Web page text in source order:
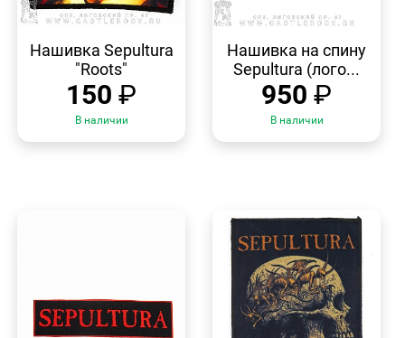
ПРОСМОТР
Нашивка Sepultura
"Roots"
150 ₽
В наличии
Нашивка на спину
Sepultura (лого...
950 ₽
В наличии